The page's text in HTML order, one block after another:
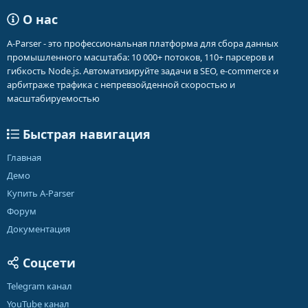
О нас
A-Parser - это профессиональная платформа для сбора данных
промышленного масштаба: 10 000+ потоков, 110+ парсеров и
гибкость Node.js. Автоматизируйте задачи в SEO, e-commerce и
арбитраже трафика с непревзойденной скоростью и
масштабируемостью
Быстрая навигация
Главная
Демо
Купить A-Parser
Форум
Документация
Соцсети
Telegram канал
YouTube канал